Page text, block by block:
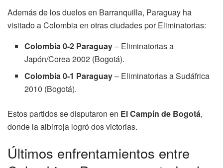
Además de los duelos en Barranquilla, Paraguay ha
visitado a Colombia en otras ciudades por Eliminatorias:
Colombia 0-2 Paraguay– Eliminatorias a
Japón/Corea 2002 (Bogotá).
Colombia 0-1 Paraguay– Eliminatorias a Sudáfrica
2010 (Bogotá).
Estos partidos se disputaron en El Campín de Bogotá,
donde la albirroja logró dos victorias.
Últimos enfrentamientos entre